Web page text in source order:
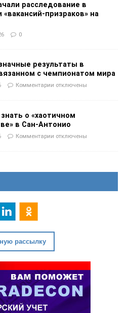
расследование в
призраков» на
0
результаты в
с чемпионатом мира
Комментарии отключены
о «хаотичном
в Сан-Антонио
Комментарии отключены
рассылку